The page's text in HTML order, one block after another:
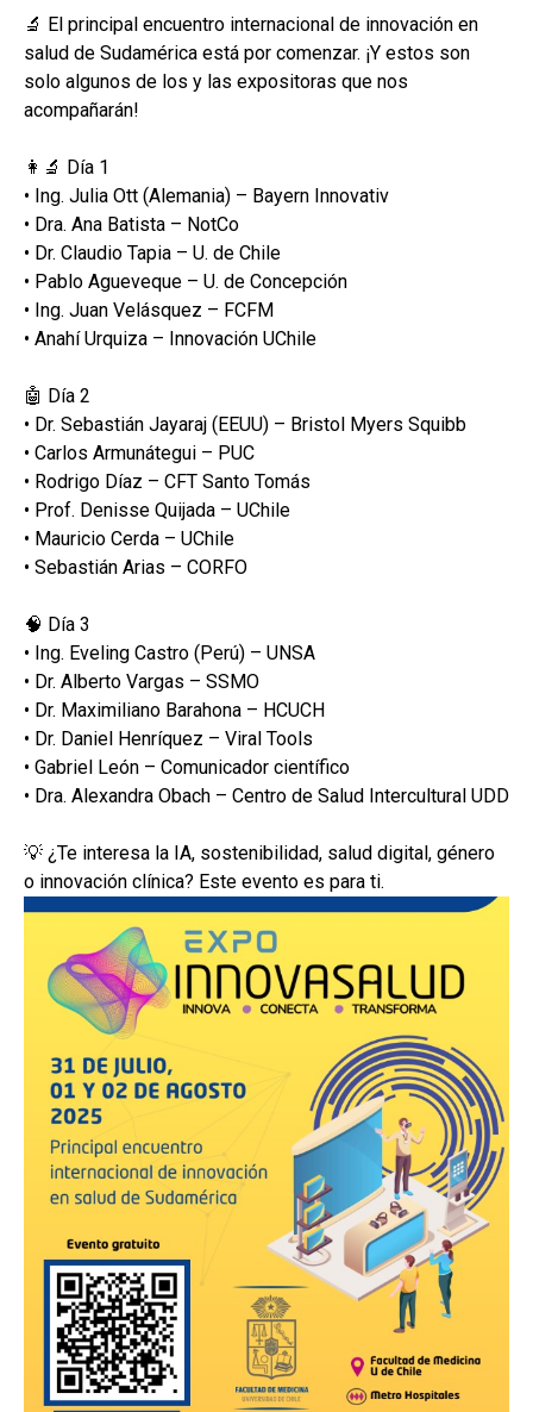
🔬 El principal encuentro internacional de innovación en
salud de Sudamérica está por comenzar. ¡Y estos son
solo algunos de los y las expositoras que nos
acompañarán!
👩‍🔬 Día 1
• Ing. Julia Ott (Alemania) – Bayern Innovativ
• Dra. Ana Batista – NotCo
• Dr. Claudio Tapia – U. de Chile
• Pablo Agueveque – U. de Concepción
• Ing. Juan Velásquez – FCFM
• Anahí Urquiza – Innovación UChile
🤖 Día 2
• Dr. Sebastián Jayaraj (EEUU) – Bristol Myers Squibb
• Carlos Armunátegui – PUC
• Rodrigo Díaz – CFT Santo Tomás
• Prof. Denisse Quijada – UChile
• Mauricio Cerda – UChile
• Sebastián Arias – CORFO
🧠 Día 3
• Ing. Eveling Castro (Perú) – UNSA
• Dr. Alberto Vargas – SSMO
• Dr. Maximiliano Barahona – HCUCH
• Dr. Daniel Henríquez – Viral Tools
• Gabriel León – Comunicador científico
• Dra. Alexandra Obach – Centro de Salud Intercultural UDD
💡 ¿Te interesa la IA, sostenibilidad, salud digital, género
o innovación clínica? Este evento es para ti.